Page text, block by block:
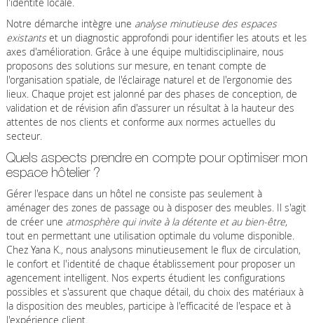
l'identité locale.
Notre démarche intègre une analyse minutieuse des espaces
existantset un diagnostic approfondi pour identifier les atouts et les
axes d'amélioration. Grâce à une équipe multidisciplinaire, nous
proposons des solutions sur mesure, en tenant compte de
l'organisation spatiale, de l'éclairage naturel et de l'ergonomie des
lieux. Chaque projet est jalonné par des phases de conception, de
validation et de révision afin d'assurer un résultat à la hauteur des
attentes de nos clients et conforme aux normes actuelles du
secteur.
Quels aspects prendre en compte pour optimiser mon
espace hôtelier ?
Gérer l'espace dans un hôtel ne consiste pas seulement à
aménager des zones de passage ou à disposer des meubles. Il s'agit
de créer une atmosphère qui invite à la détente et au bien-être,
tout en permettant une utilisation optimale du volume disponible.
Chez Yana K., nous analysons minutieusement le flux de circulation,
le confort et l'identité de chaque établissement pour proposer un
agencement intelligent. Nos experts étudient les configurations
possibles et s'assurent que chaque détail, du choix des matériaux à
la disposition des meubles, participe à l'efficacité de l'espace et à
l'expérience client.